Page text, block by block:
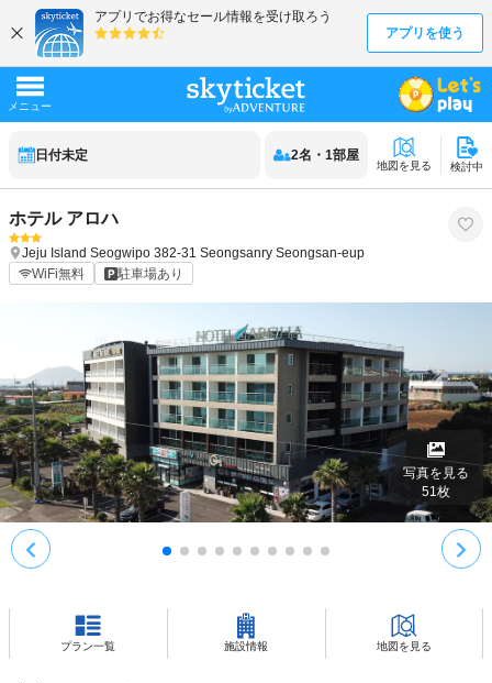
日付未定 2名 ・ 1部屋
地図を見る 検討中
ホテル アロハ
Jeju Island Seogwipo 382-31 Seongsanry Seongsan-eup
WiFi無料
駐車場あり
写真を見る
51枚
プラン一覧 施設情報 地図を見る